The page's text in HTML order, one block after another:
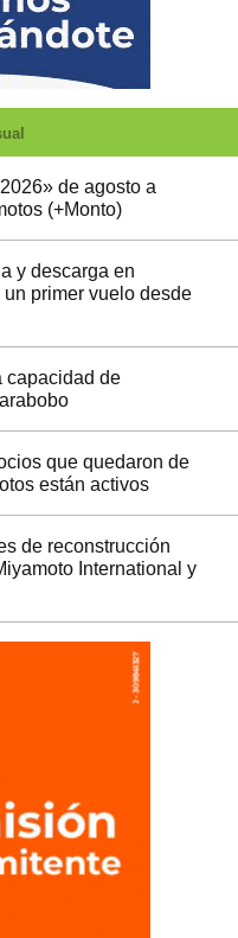
de agosto a
(+Monto)
y descarga en
primer vuelo desde
capacidad de
que quedaron de
están activos
de reconstrucción
International y